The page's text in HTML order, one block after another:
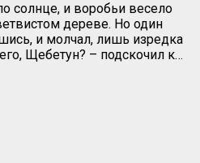
солнце, и воробьи весело
дереве. Но один
и молчал, лишь изредка
Щебетун? – подскочил к…